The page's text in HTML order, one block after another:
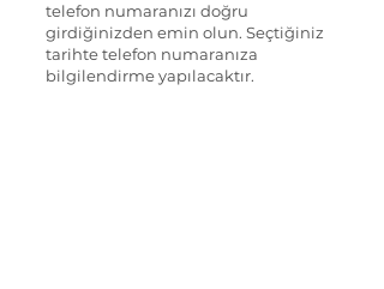
telefon numaranızı doğru
girdiğinizden emin olun. Seçtiğiniz
tarihte telefon numaranıza
bilgilendirme yapılacaktır.